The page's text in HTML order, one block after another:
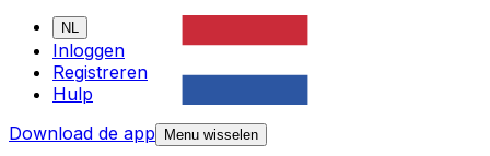
NL
Inloggen
Registreren
Hulp
Download de app
Menu wisselen